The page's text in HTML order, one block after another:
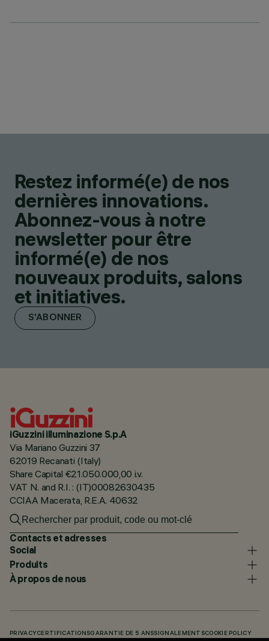
Restez informé(e) de nos
dernières innovations.
Abonnez-vous à notre
newsletter pour être
informé(e) de nos
nouveaux produits, salons
et initiatives.
S'ABONNER
iGuzzini illuminazione S.p.A
Via Mariano Guzzini 37
62019 Recanati (Italy)
Share Capital €21.050.000,00 i.v.
VAT N. and R.I. : (IT)00082630435
CCIAA Macerata, R.E.A. 40632
Contacts et adresses
Social
Produits
À propos de nous
PRIVACY CERTIFICATIONSGARANTIE DE 5 ANSSIGNALEMENTSCOOKIE POLICY